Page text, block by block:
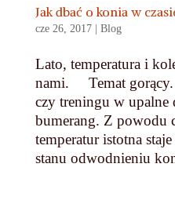
Jak dbać o konia w
cze 26, 2017| Blog
Lato, temperatura i
nami. Temat gorący.
czy treningu w upalne
bumerang. Z powodu
temperatur istotna
stanu odwodnieniu